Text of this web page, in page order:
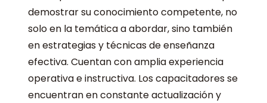
demostrar su conocimiento competente, no
solo en la temática a abordar, sino también
en estrategias y técnicas de enseñanza
efectiva. Cuentan con amplia experiencia
operativa e instructiva. Los capacitadores se
encuentran en constante actualización y